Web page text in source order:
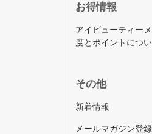
お得情報
アイビューティー
度とポイントにつ
その他
新着情報
メールマガジン登録